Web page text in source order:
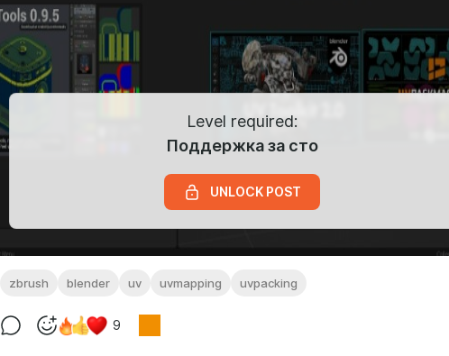
Level required:
Поддержка за сто
UNLOCK POST
zbrush blender uv uvmapping uvpacking
9